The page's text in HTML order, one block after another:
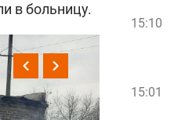
в больницу.
15:10
15:01